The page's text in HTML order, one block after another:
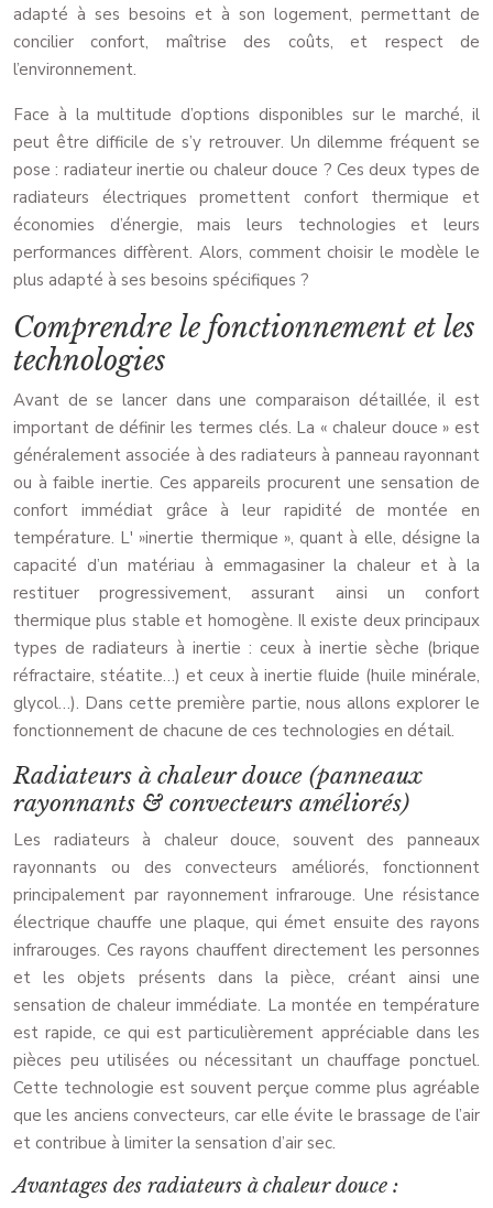
adapté à ses besoins et à son logement, permettant de
concilier confort, maîtrise des coûts, et respect de
l’environnement.
Face à la multitude d’options disponibles sur le marché, il
peut être difficile de s’y retrouver. Un dilemme fréquent se
pose : radiateur inertie ou chaleur douce ? Ces deux types de
radiateurs électriques promettent confort thermique et
économies d’énergie, mais leurs technologies et leurs
performances diffèrent. Alors, comment choisir le modèle le
plus adapté à ses besoins spécifiques ?
Comprendre le fonctionnement et les
technologies
Avant de se lancer dans une comparaison détaillée, il est
important de définir les termes clés. La « chaleur douce » est
généralement associée à des radiateurs à panneau rayonnant
ou à faible inertie. Ces appareils procurent une sensation de
confort immédiat grâce à leur rapidité de montée en
température. L' »inertie thermique », quant à elle, désigne la
capacité d’un matériau à emmagasiner la chaleur et à la
restituer progressivement, assurant ainsi un confort
thermique plus stable et homogène. Il existe deux principaux
types de radiateurs à inertie : ceux à inertie sèche (brique
réfractaire, stéatite…) et ceux à inertie fluide (huile minérale,
glycol…). Dans cette première partie, nous allons explorer le
fonctionnement de chacune de ces technologies en détail.
Radiateurs à chaleur douce (panneaux
rayonnants & convecteurs améliorés)
Les radiateurs à chaleur douce, souvent des panneaux
rayonnants ou des convecteurs améliorés, fonctionnent
principalement par rayonnement infrarouge. Une résistance
électrique chauffe une plaque, qui émet ensuite des rayons
infrarouges. Ces rayons chauffent directement les personnes
et les objets présents dans la pièce, créant ainsi une
sensation de chaleur immédiate. La montée en température
est rapide, ce qui est particulièrement appréciable dans les
pièces peu utilisées ou nécessitant un chauffage ponctuel.
Cette technologie est souvent perçue comme plus agréable
que les anciens convecteurs, car elle évite le brassage de l’air
et contribue à limiter la sensation d’air sec.
Avantages des radiateurs à chaleur douce :